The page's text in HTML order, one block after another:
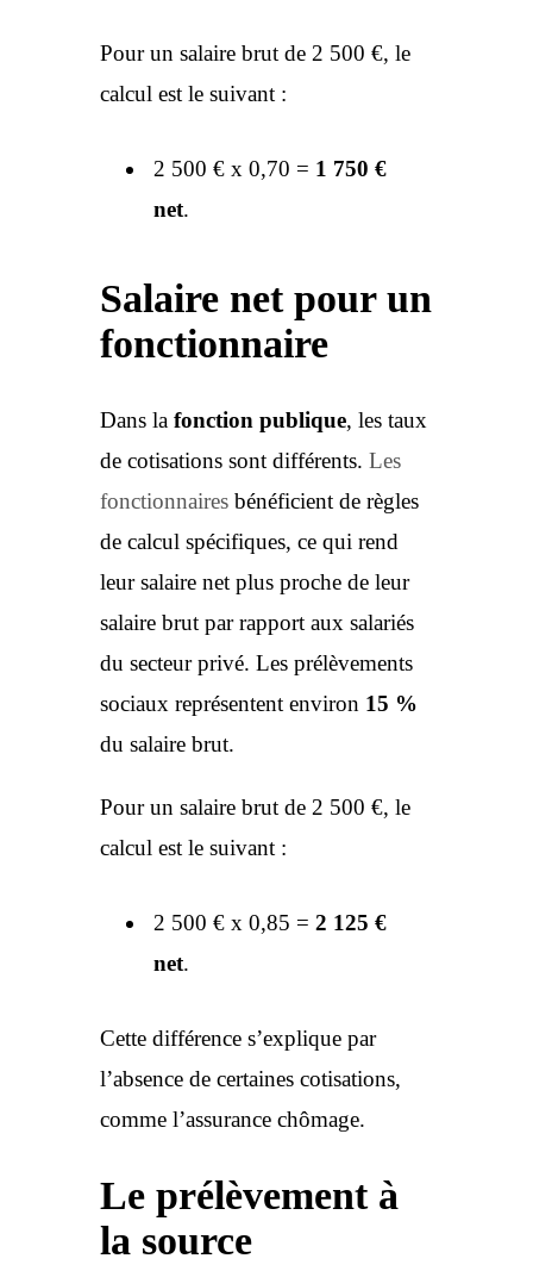
Pour un salaire brut de 2 500 €, le
calcul est le suivant :
2 500 € x 0,70 = 1 750 €
net.
Salaire net pour un
fonctionnaire
Dans la fonction publique, les taux
de cotisations sont différents. Les
fonctionnairesbénéficient de règles
de calcul spécifiques, ce qui rend
leur salaire net plus proche de leur
salaire brut par rapport aux salariés
du secteur privé. Les prélèvements
sociaux représentent environ 15 %
du salaire brut.
Pour un salaire brut de 2 500 €, le
calcul est le suivant :
2 500 € x 0,85 = 2 125 €
net.
Cette différence s’explique par
l’absence de certaines cotisations,
comme l’assurance chômage.
Le prélèvement à
la source